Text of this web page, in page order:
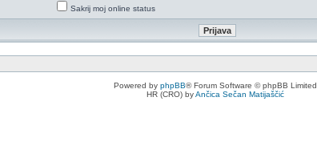
Sakrij moj online status
Powered by phpBB® Forum Software © phpBB Limited
HR (CRO) byAnčica Sečan Matijaščić